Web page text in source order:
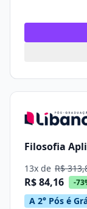
Filosofia
13x de R$
R$ 84,16 -
A 2° Pós é